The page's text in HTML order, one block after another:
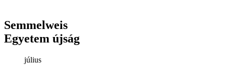
Semmelweis
Egyetem újság
július